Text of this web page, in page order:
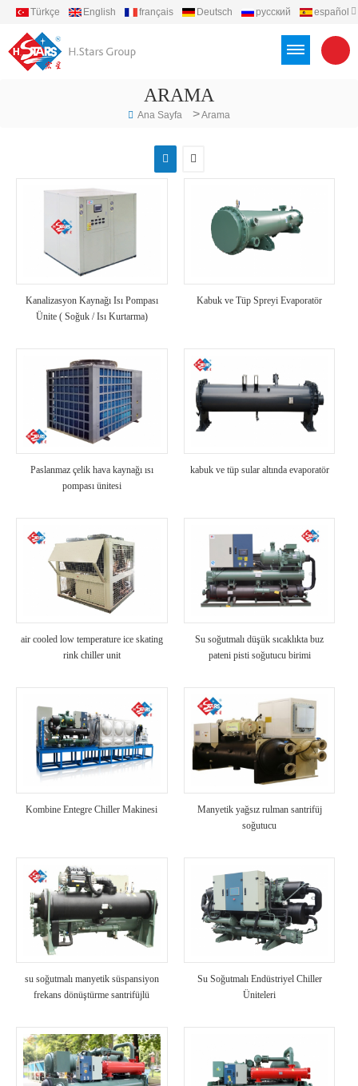
Türkçe English français Deutsch русский
español
ARAMA
Ana Sayfa >Arama
Kanalizasyon Kaynağı Isı Pompası
Ünite ( Soğuk / Isı Kurtarma)
Kabuk ve Tüp Spreyi Evaporatör
Paslanmaz çelik hava kaynağı ısı
pompası ünitesi
kabuk ve tüp sular altında evaporatör
air cooled low temperature ice skating
rink chiller unit
Su soğutmalı düşük sıcaklıkta buz
pateni pisti soğutucu birimi
Kombine Entegre Chiller Makinesi
Manyetik yağsız rulman santrifüj
soğutucu
su soğutmalı manyetik süspansiyon
frekans dönüştürme santrifüjlü
Su Soğutmalı Endüstriyel Chiller
Üniteleri